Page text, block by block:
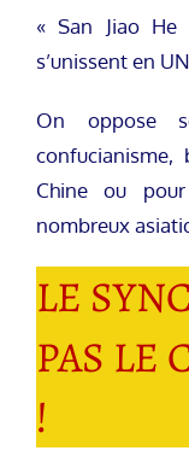
« San Jiao He
s’unissent en
On oppose
confucianisme,
Chine ou
nombreux
LE
PAS LE
!